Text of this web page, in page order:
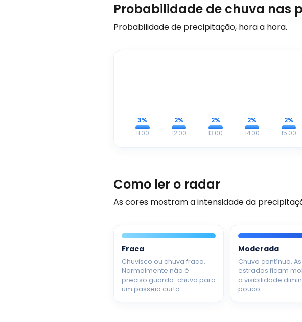
Probabilidade de chuva nas
Probabilidade de precipitação, hora a hora.
3%
11:00
2%
12:00
2%
13:00
2%
14:00
2%
15:00
Como ler o radar
As cores mostram a intensidade da
Fraca
Chuvisco ou chuva fraca.
Normalmente não é
preciso guarda-chuva para
um passeio curto.
Moderada
Chuva contínua. As
estradas ficam
a visibilidade
pouco.